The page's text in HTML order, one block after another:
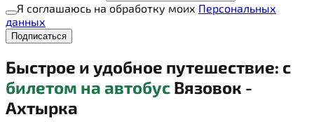
Я соглашаюсь на обработку моих Персональных
данных
Подписаться
Быстрое и удобное путешествие: с
билетом на автобус Вязовок -
Ахтырка